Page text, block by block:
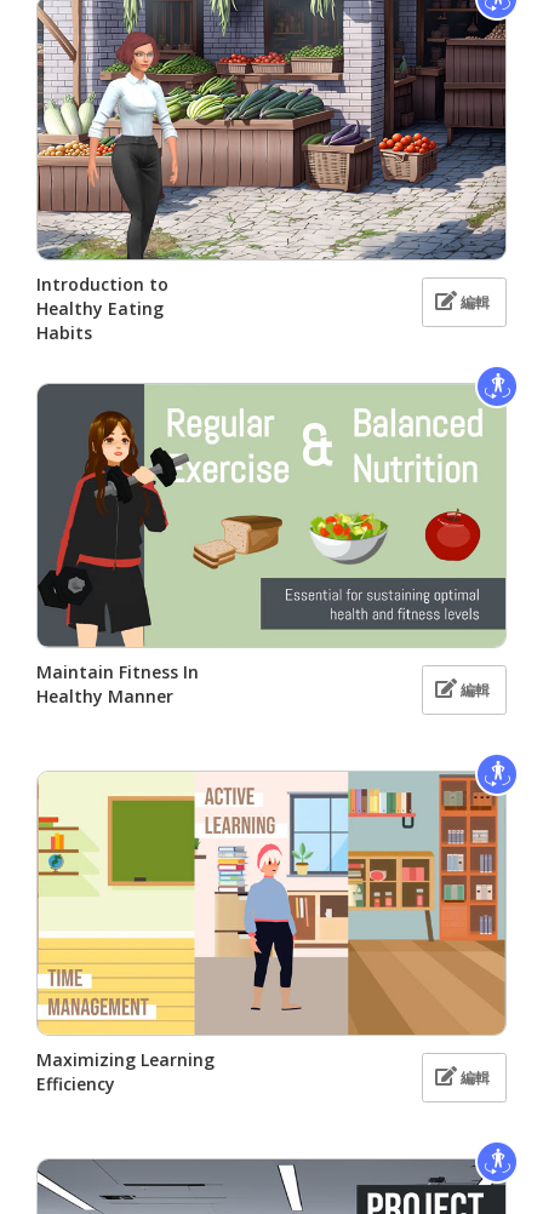
Introduction to
Healthy Eating
Habits
編輯
Maintain Fitness In
Healthy Manner
編輯
Maximizing Learning
Efficiency
編輯